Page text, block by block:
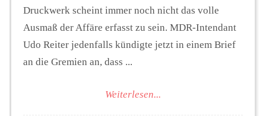
Druckwerk scheint immer noch nicht das volle
Ausmaß der Affäre erfasst zu sein. MDR-Intendant
Udo Reiter jedenfalls kündigte jetzt in einem Brief
an die Gremien an, dass ...
Weiterlesen...